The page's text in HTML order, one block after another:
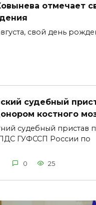
отмечает
свой день
судебный
костного
судебный пристав
ГУФССП России по
0 25